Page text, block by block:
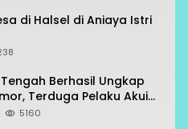
di Halsel di Aniaya Istri
Berhasil Ungkap
Terduga Pelaku Akui
5160